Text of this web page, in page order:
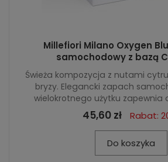
Millefiori Milano Oxygen
samochodowy z bazą
Świeża kompozycja z nutami
bryzy. Elegancki zapach
wielokrotnego użytku zapewnia
45,60 zł Rabat:
Do koszyka